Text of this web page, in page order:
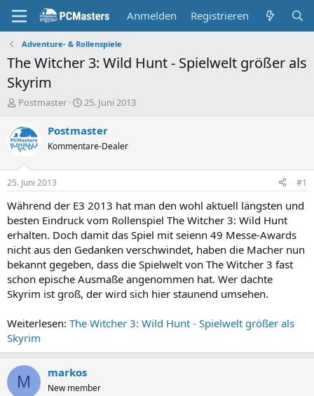
Anmelden Registrieren
Adventure- & Rollenspiele
The Witcher 3: Wild Hunt - Spielwelt größer als
Skyrim
E
s
t
e
e
r
Postmaster
E
s
e
t
a
25. Juni 2013
Postmaster
Kommentare-Dealer
25. Juni 2013 #1
Während der E3 2013 hat man den wohl aktuell längsten und
besten Eindruck vom Rollenspiel The Witcher 3: Wild Hunt
erhalten. Doch damit das Spiel mit seienn 49 Messe-Awards
nicht aus den Gedanken verschwindet, haben die Macher nun
bekannt gegeben, dass die Spielwelt von The Witcher 3 fast
schon epische Ausmaße angenommen hat. Wer dachte
Skyrim ist groß, der wird sich hier staunend umsehen.
Weiterlesen: The Witcher 3: Wild Hunt - Spielwelt größer als
Skyrim
M markos
New member